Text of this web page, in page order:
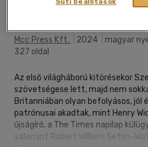
Mcc Press Kft. 2024 magyar
327 oldal
Az első világháború kitörésekor
szövetségese lett, majd nem
Britanniában olyan befolyásos,
patrónusai akadtak, mint Henry
újságíró, a The Times napilap
valamint Robert William Seton-